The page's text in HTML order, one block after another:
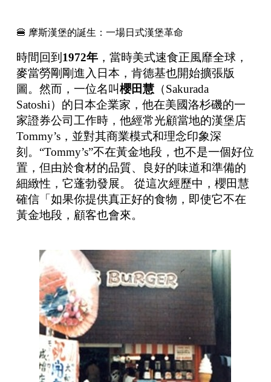
🍔 摩斯漢堡的誕生：一場日式漢堡革命
時間回到 1972年，當時美式速食正風靡全球，
麥當勞剛剛進入日本，肯德基也開始擴張版
圖。然而，一位名叫櫻田慧（Sakurada
Satoshi）的日本企業家，他在美國洛杉磯的一
家證券公司工作時，他經常光顧當地的漢堡店
Tommy’s，並對其商業模式和理念印象深
刻。“Tommy’s”不在黃金地段，也不是一個好位
置，但由於食材的品質、良好的味道和準備的
細緻性，它蓬勃發展。 從這次經歷中，櫻田慧
確信「如果你提供真正好的食物，即使它不在
黃金地段，顧客也會來。